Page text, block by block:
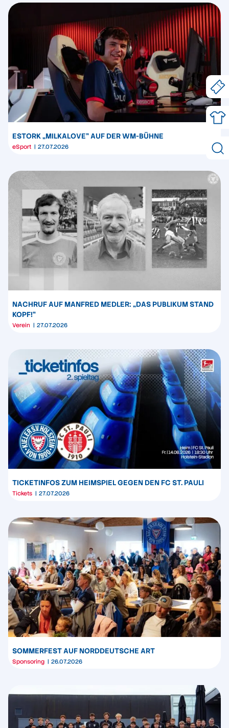
ESTORK „MILKALOVE” AUF DER WM-BÜHNE
eSport 27.07.2026
NACHRUF AUF MANFRED MEDLER: „DAS PUBLIKUM STAND
KOPF!“
Verein 27.07.2026
TICKETINFOS ZUM HEIMSPIEL GEGEN DEN FC ST. PAULI
Tickets 27.07.2026
SOMMERFEST AUF NORDDEUTSCHE ART
Sponsoring 26.07.2026